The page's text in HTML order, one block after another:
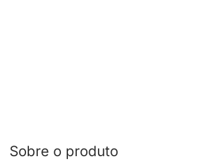
Sobre o produto